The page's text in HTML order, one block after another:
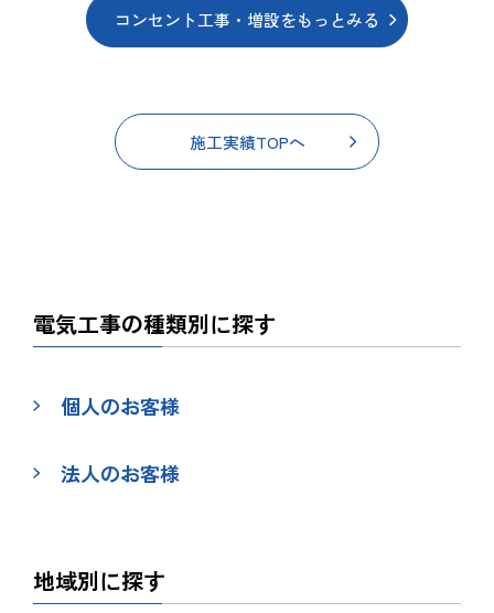
コンセント工事・増設をもっとみる
施工実績TOPへ
電気工事の種類別に探す
個人のお客様
法人のお客様
地域別に探す